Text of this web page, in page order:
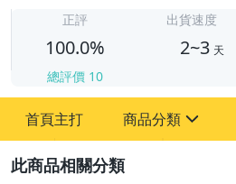
正評
100.0%
總評價 10
出貨速度
2~3 天
首頁主打 商品分類